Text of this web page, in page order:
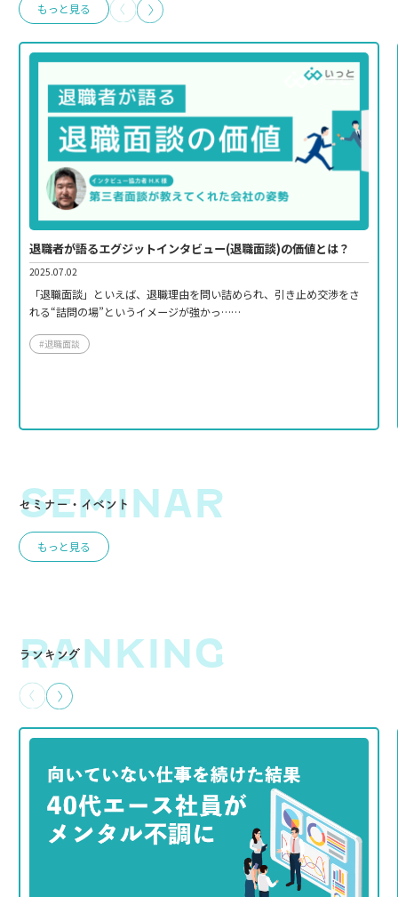
もっと見る
退職者が語るエグジットインタビュー(退職面談)の価値とは？
2025.07.02
「退職面談」といえば、退職理由を問い詰められ、引き止め交渉をさ
れる“詰問の場”というイメージが強かっ……
#退職面談
セミナー・イベント
SEMINAR
もっと見る
ランキング
RANKING